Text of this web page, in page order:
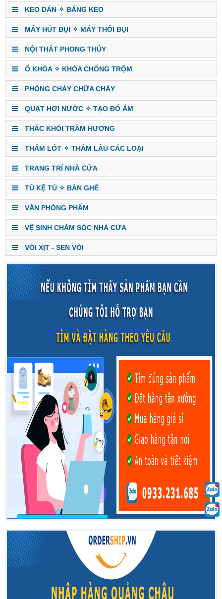
KEO DÁN ✧ BĂNG KEO
MÁY HÚT BỤI ✧ MÁY THỔI BỤI
NỘI THẤT PHONG THỦY
Ổ KHÓA ✧ KHÓA CHỐNG TRỘM
PHÒNG CHÁY CHỮA CHÁY
QUẠT HƠI NƯỚC ✧ TẠO ĐỔ ẨM
THÁC KHÓI TRẦM HƯƠNG
THẢM LÓT ✧ THẢM LÂU CÁC LOẠI
TRANG TRÍ NHÀ CỬA
TỦ KỆ TỦ ✧ BÀN GHẾ
VĂN PHÒNG PHẨM
VỆ SINH CHĂM SÓC NHÀ CỬA
VÒI XỊT - SEN VÒI